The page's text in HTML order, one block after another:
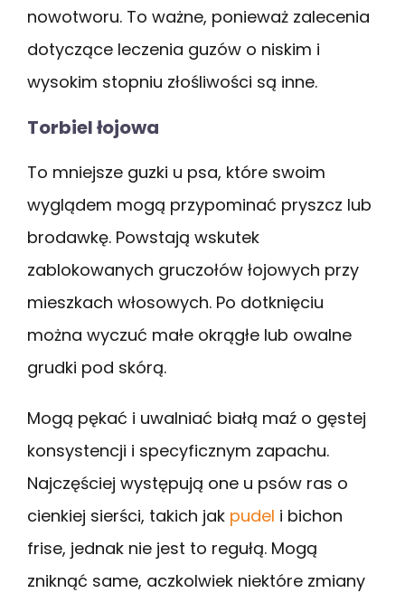
nowotworu. To ważne, ponieważ zalecenia
dotyczące leczenia guzów o niskim i
wysokim stopniu złośliwości są inne.
Torbiel łojowa
To mniejsze guzki u psa, które swoim
wyglądem mogą przypominać pryszcz lub
brodawkę. Powstają wskutek
zablokowanych gruczołów łojowych przy
mieszkach włosowych. Po dotknięciu
można wyczuć małe okrągłe lub owalne
grudki pod skórą.
Mogą pękać i uwalniać białą maź o gęstej
konsystencji i specyficznym zapachu.
Najczęściej występują one u psów ras o
cienkiej sierści, takich jak pudel i bichon
frise, jednak nie jest to regułą. Mogą
zniknąć same, aczkolwiek niektóre zmiany